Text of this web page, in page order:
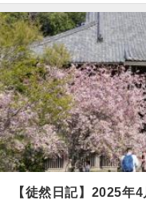
【徒然日記】2025年